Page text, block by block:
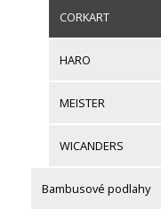
CORKART
HARO
MEISTER
WICANDERS
Bambusové podlahy